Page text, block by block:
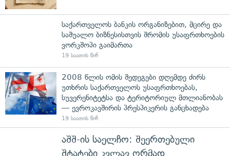
საქართველოს ბანკის ორგანიზებით, მცირე და
საშუალო ბიზნესისთვის შრომის უსაფრთხოების
ვორკშოპი გაიმართა
19 საათის წინ
2008 წლის ომის შედეგები დღემდე ძირს
უთხრის საქართველოს უსაფრთხოებას,
სუვერენიტეტსა და ტერიტორიულ მთლიანობას
— ევროკავშირის პრესპიკერის განცხადება
19 საათის წინ
აშშ-ის საელჩო: შეერთებული
შტატები კვლავ ღრმად